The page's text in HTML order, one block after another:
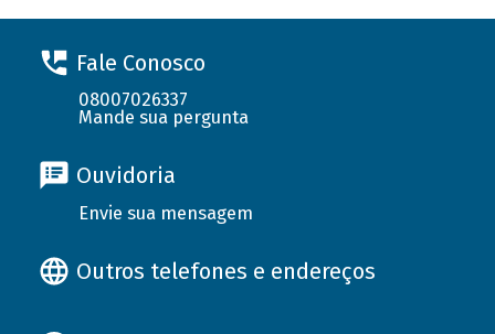
Fale Conosco
08007026337
Mande sua pergunta
Ouvidoria
Envie sua mensagem
Outros telefones e endereços